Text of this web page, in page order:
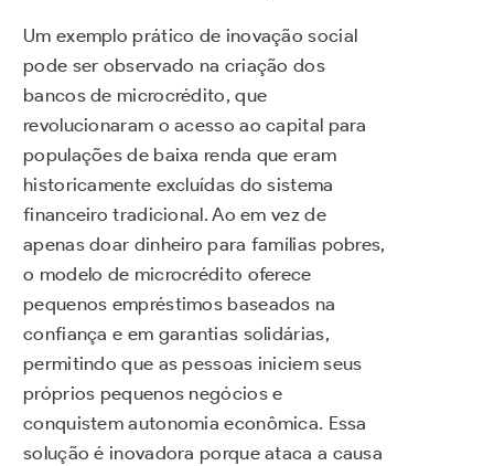
Um exemplo prático de inovação social
pode ser observado na criação dos
bancos de microcrédito, que
revolucionaram o acesso ao capital para
populações de baixa renda que eram
historicamente excluídas do sistema
financeiro tradicional. Ao em vez de
apenas doar dinheiro para famílias pobres,
o modelo de microcrédito oferece
pequenos empréstimos baseados na
confiança e em garantias solidárias,
permitindo que as pessoas iniciem seus
próprios pequenos negócios e
conquistem autonomia econômica. Essa
solução é inovadora porque ataca a causa